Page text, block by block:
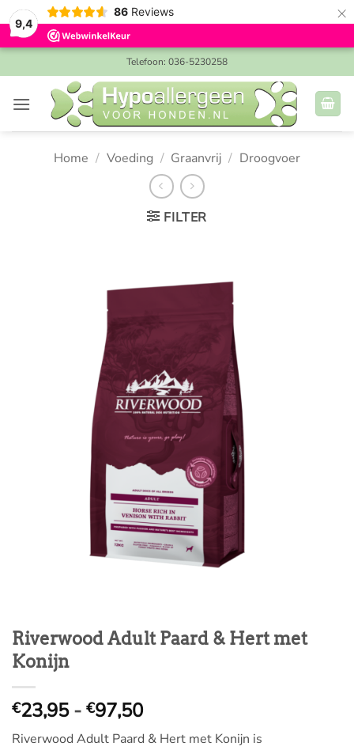
9,4
86 Reviews ×
Ga
naar
inhoud
Telefoon: 036-5230258
Home / Voeding / Graanvrij / Droogvoer
FILTER
Riverwood Adult Paard & Hert met
Konijn
€23,95 - €97,50Prijsklasse:
€
Riverwood Adult Paard & Hert met Konijn is